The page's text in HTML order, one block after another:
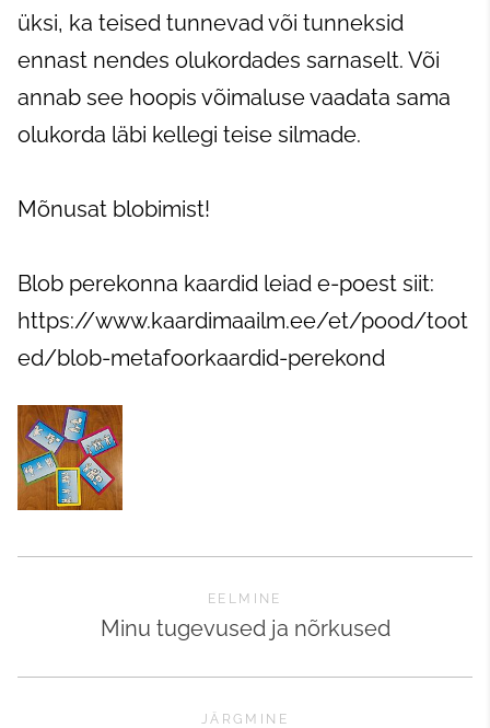
üksi, ka teised tunnevad või tunneksid
ennast nendes olukordades sarnaselt. Või
annab see hoopis võimaluse vaadata sama
olukorda läbi kellegi teise silmade.
Mõnusat blobimist!
Blob perekonna kaardid leiad e-poest siit:
https://www.kaardimaailm.ee/et/pood/toot
ed/blob-metafoorkaardid-perekond
EELMINE
Minu tugevused ja nõrkused
JÄRGMINE